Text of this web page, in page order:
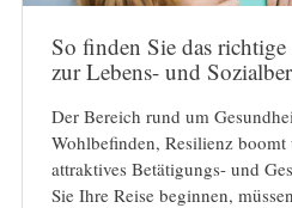
So finden Sie das
zur Lebens- und
Der Bereich rund um
Wohlbefinden, Resilienz
attraktives Betätigungs- und
Sie Ihre Reise beginnen,